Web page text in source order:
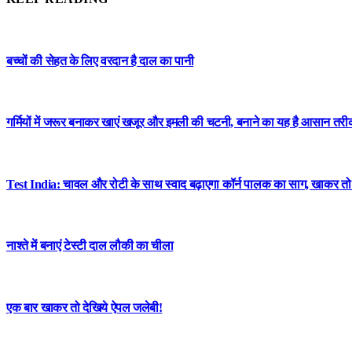
बच्चों की सेहत के लिए वरदान है दाल का पानी
गर्मियों में जरूर बनाकर खाएं खजूर और इमली की चटनी, बनाने का यह है आसान
Test India: चावल और रोटी के साथ स्वाद बढ़ाएगा कॉर्न पालक का साग, खाकर
नाश्ते में बनाएं टेस्टी दाल लौकी का चीला
एक बार खाकर तो देखिये ऐपल जलेबी!